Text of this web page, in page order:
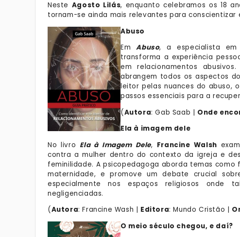
Neste Agosto Lilás, enquanto celebramos os 18
tornam-se ainda mais relevantes para conscientizar
Abuso
EmAbuso, a especialista em
transforma a experiência
em relacionamentos
abrangem todos os aspectos
leitor pelas nuances do abuso,
passos essenciais para a
(Autora: Gab Saab | Onde
Ela à imagem dele
No livro Ela à Imagem Dele, Francine Walsh
contra a mulher dentro do contexto da igreja e
feminilidade. A psicopedagoga aborda temas como
maternidade, e promove um debate crucial
especialmente nos espaços religiosos onde
negligenciadas.
(Autora: Francine Wash | Editora: Mundo Cristão |
O meio século chegou, e daí?